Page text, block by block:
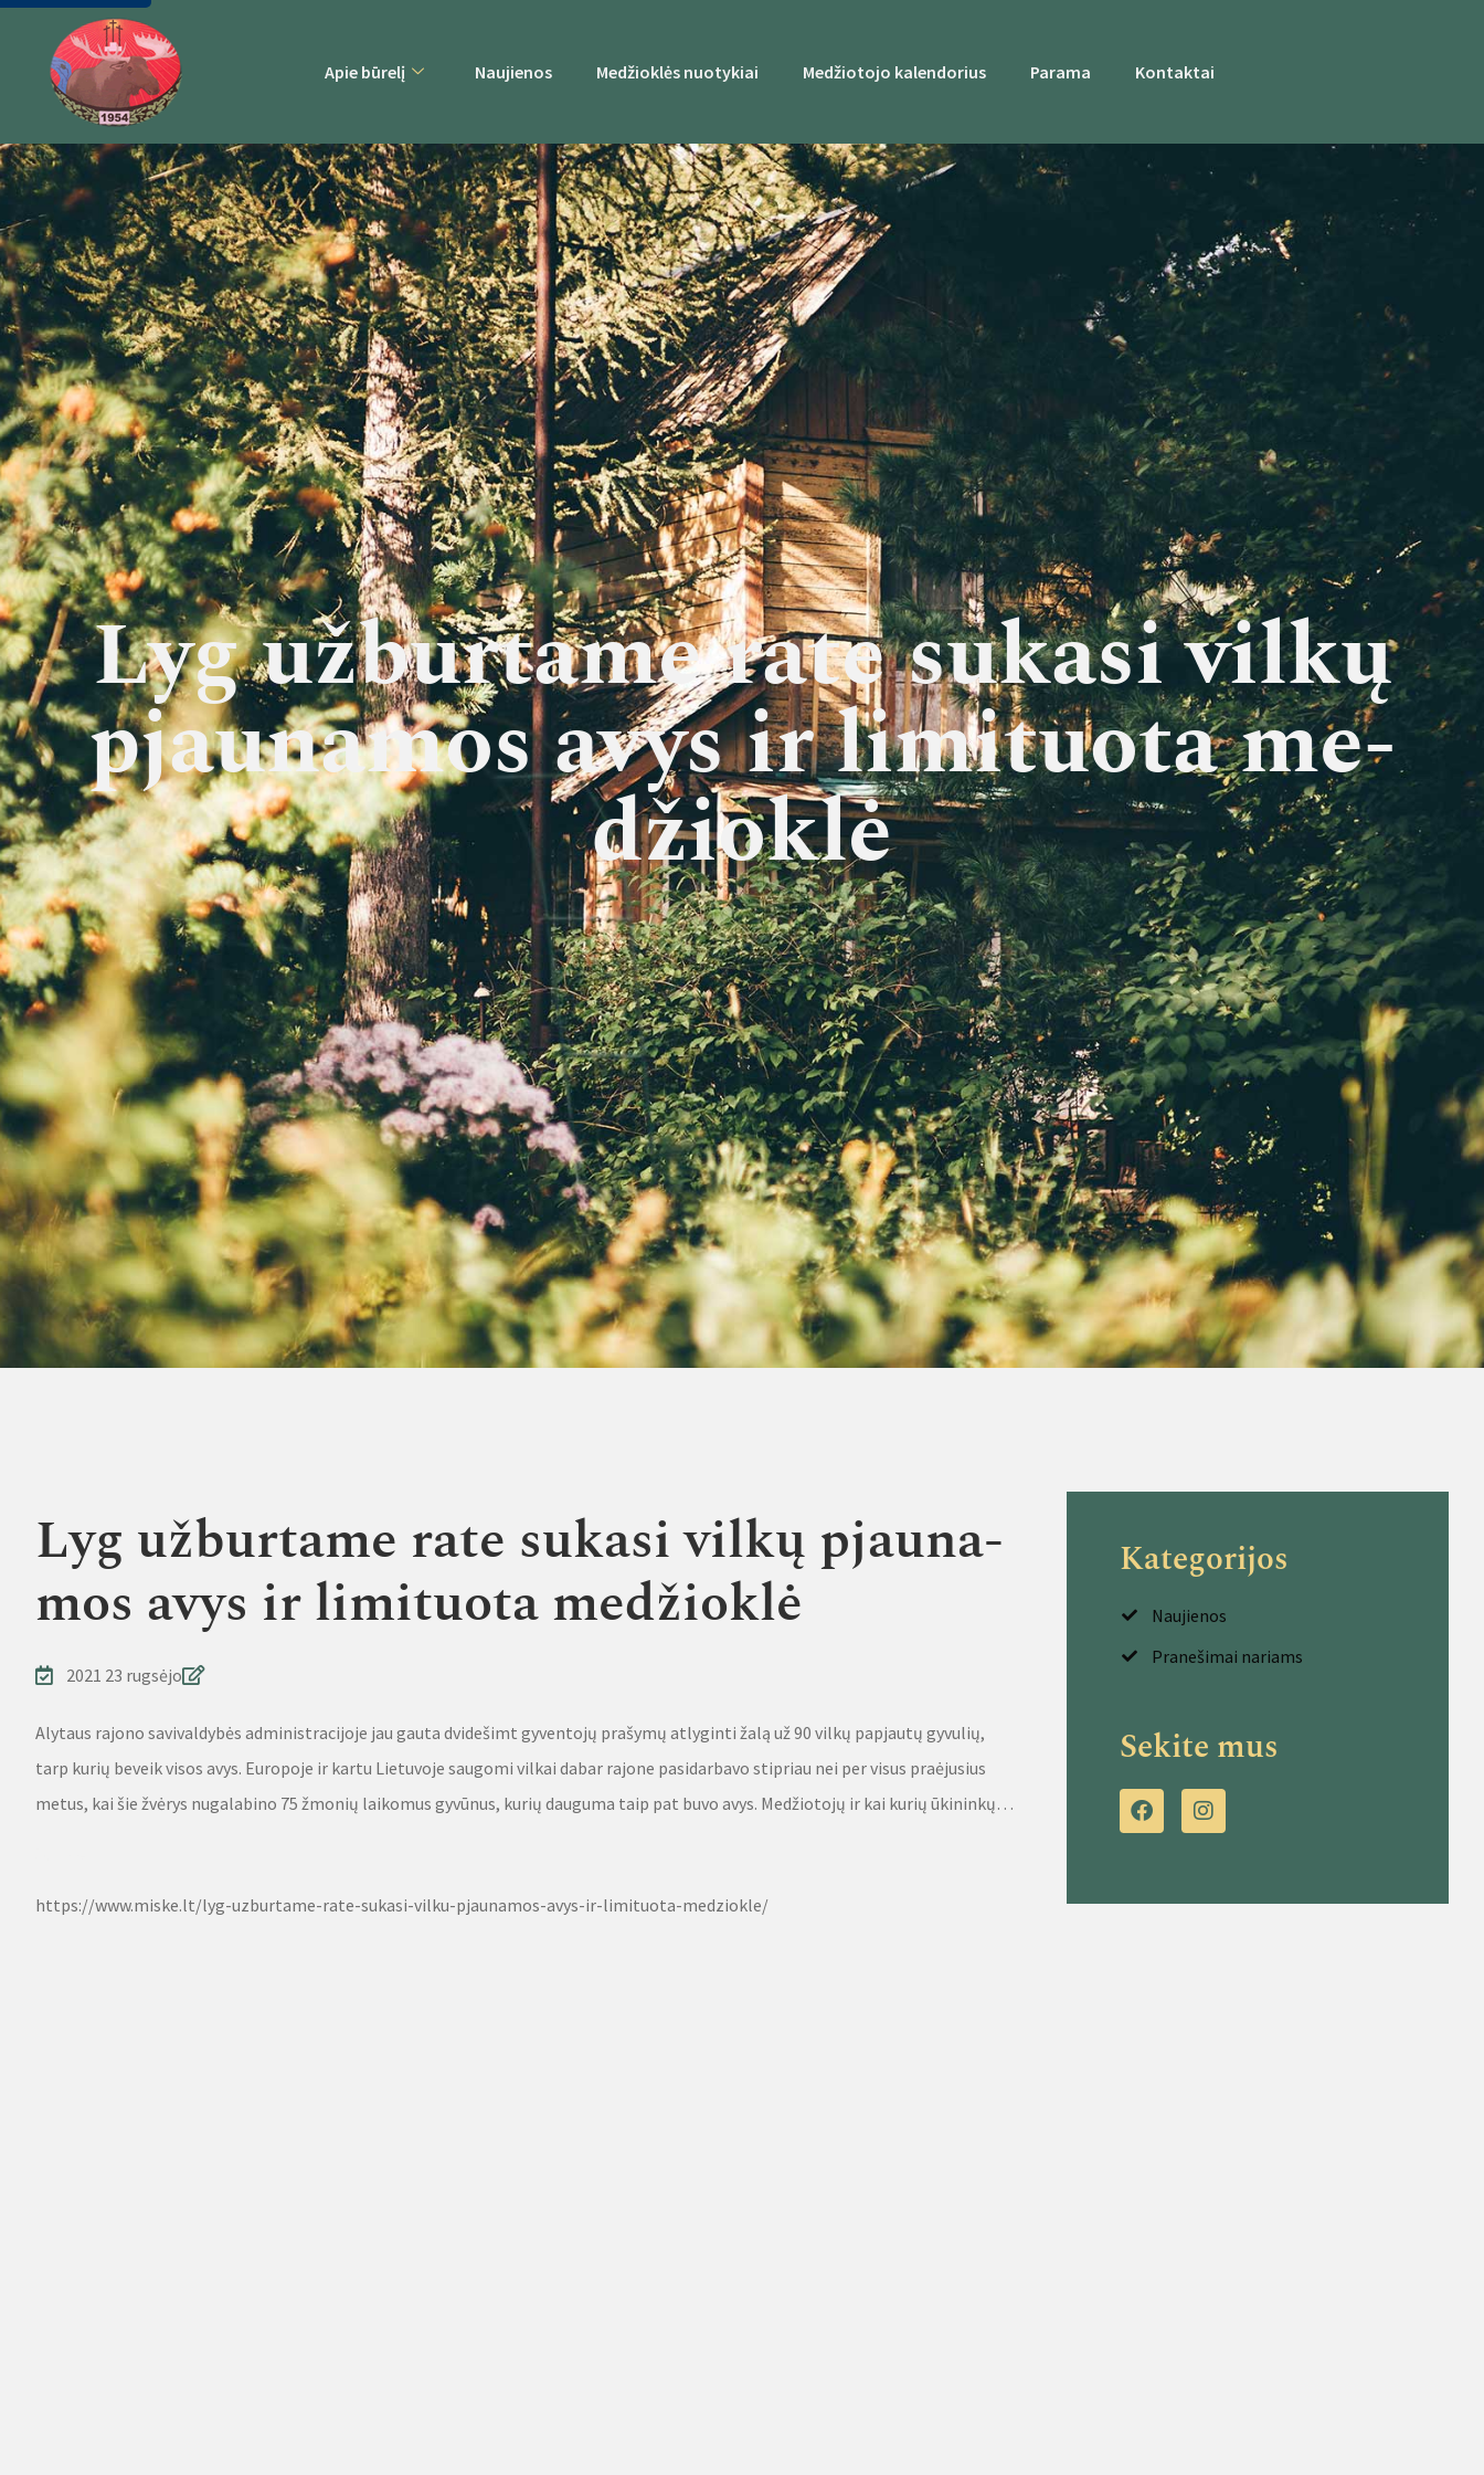
Apie būrelį Naujienos Medžioklės nuotykiai Medžiotojo kalendorius Parama Kontaktai
Lyg už­bur­ta­me ra­te su­ka­si vil­kų
pjau­na­mos avys ir limi­tuo­ta me­
džiok­lė
Lyg už­bur­ta­me ra­te su­ka­si vil­kų pjau­na­
mos avys ir limi­tuo­ta me­džiok­lė
2021 23 rugsėjo
Alytaus rajono savivaldybės administracijoje jau gauta dvidešimt gyventojų prašymų atlyginti žalą už 90 vilkų papjautų gyvulių,
tarp kurių beveik visos avys. Europoje ir kartu Lietuvoje saugomi vilkai dabar rajone pasidarbavo stipriau nei per visus praėjusius
metus, kai šie žvėrys nugalabino 75 žmonių laikomus gyvūnus, kurių dauguma taip pat buvo avys. Medžiotojų ir kai kurių ūkininkų…
https://www.miske.lt/lyg-uzburtame-rate-sukasi-vilku-pjaunamos-avys-ir-limituota-medziokle/
Kategorijos
Naujienos
Pranešimai nariams
Sekite mus